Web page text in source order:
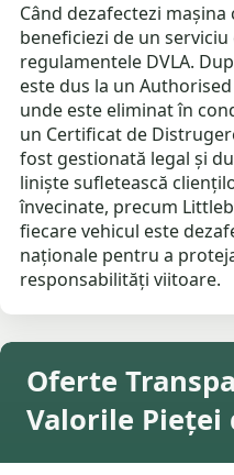
Când dezafectezi
beneficiezi de un
regulamentele DVLA.
este dus la un
unde este eliminat în
un Certificat de
fost gestionată legal și
liniște sufletească
învecinate, precum
fiecare vehicul este
naționale pentru a
responsabilități viitoare.
Oferte
Valorile Pieței